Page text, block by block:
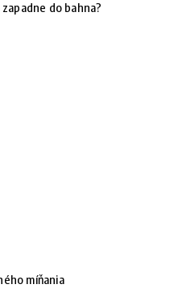
do bahna?
míňania